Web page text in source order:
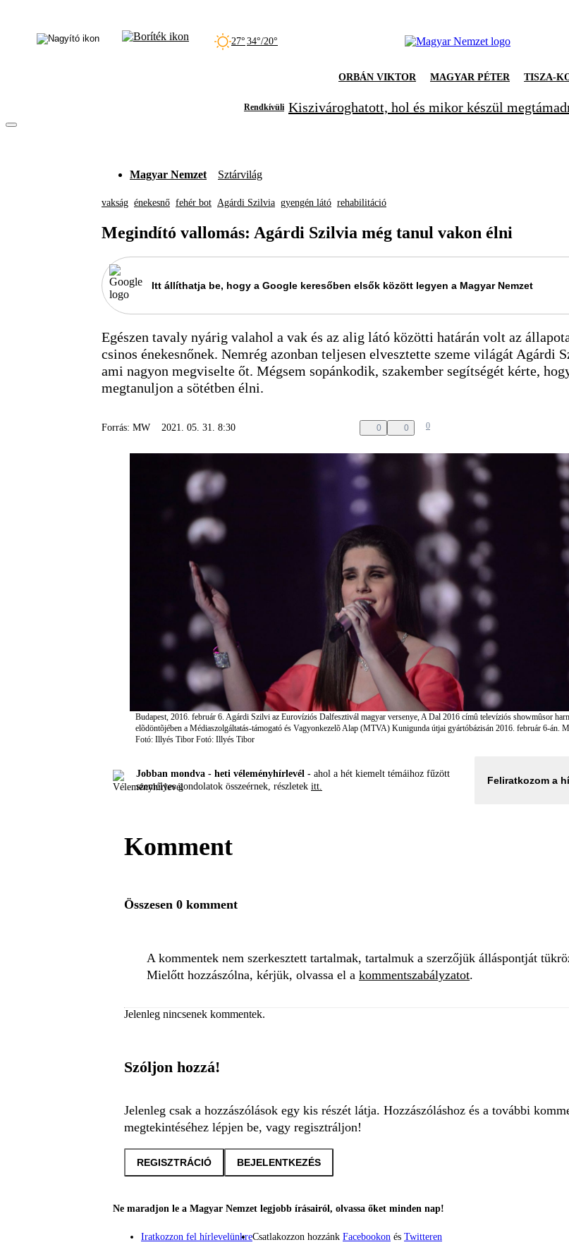
27° 34°/20°
ORBÁN VIKTOR MAGYAR PÉTER TISZA-
Rendkívüli Kiszivároghatott, hol és mikor készül
Magyar Nemzet Sztárvilág
vakság énekesnő fehér bot Agárdi Szilvia gyengén látó rehabilitáció
Megindító vallomás: Agárdi Szilvia még tanul vakon élni
Itt állíthatja be, hogy a Google keresőben elsők között legyen a Magyar Nemzet
Egészen tavaly nyárig valahol a vak és az alig látó közötti határán volt az
csinos énekesnőnek. Nemrég azonban teljesen elvesztette szeme világát Agárdi
ami nagyon megviselte őt. Mégsem sopánkodik, szakember segítségét kérte,
megtanuljon a sötétben élni.
Forrás: MW 2021. 05. 31. 8:30 0 0 0
Budapest, 2016. február 6. Agárdi Szilvi az Eurovíziós Dalfesztivál magyar versenye, A Dal 2016 címû televíziós showmûsor
elõdöntõjében a Médiaszolgáltatás-támogató és Vagyonkezelõ Alap (MTVA) Kunigunda útjai gyártóbázisán 2016. február 6-án.
Fotó: Illyés Tibor Fotó: Illyés Tibor
Jobban mondva - heti véleményhírlevél - ahol a hét kiemelt témáihoz fűzött
személyes gondolatok összeérnek, részletek itt.
Feliratkozom a
Komment
Összesen 0 komment
A kommentek nem szerkesztett tartalmak, tartalmuk a szerzőjük álláspontját
Mielőtt hozzászólna, kérjük, olvassa el a kommentszabályzatot.
Jelenleg nincsenek kommentek.
Szóljon hozzá!
Jelenleg csak a hozzászólások egy kis részét látja. Hozzászóláshoz és a további
megtekintéséhez lépjen be, vagy regisztráljon!
REGISZTRÁCIÓ BEJELENTKEZÉS
Ne maradjon le a Magyar Nemzet legjobb írásairól, olvassa őket minden nap!
Iratkozzon fel hírlevelünkreCsatlakozzon hozzánk Facebookon és Twitteren